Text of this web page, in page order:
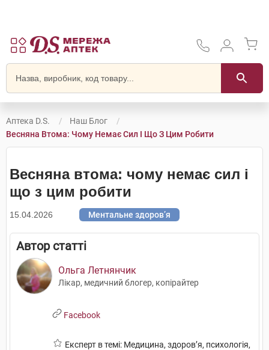
Аптека D.S.
Наш Блог
Весняна Втома: Чому Немає Сил І Що З Цим Робити
Весняна втома: чому немає сил і
що з цим робити
15.04.2026 Ментальне здоров’я
Автор статті
Ольга Летнянчик
Лікар, медичний блогер, копірайтер
Facebook
Експерт в темі: Медицина, здоров’я, психологія,